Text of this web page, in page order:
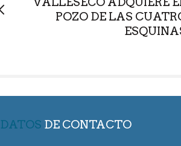
POZO DE LAS
DATOS DE CONTACTO